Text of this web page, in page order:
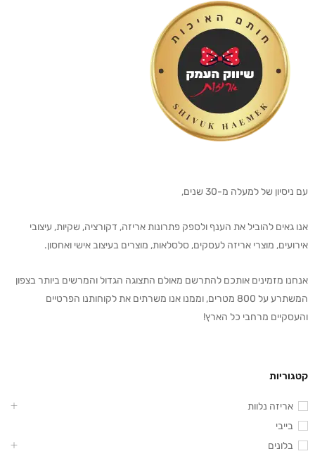
עם ניסיון של למעלה מ-30 שנים,
אנו גאים להוביל את הענף ולספק פתרונות אריזה, דקורציה, שקיות, עיצובי
אירועים, מוצרי אריזה לעסקים, סלסלאות, מוצרים בעיצוב אישי ואחסון.
אנחנו מזמינים אותכם להתרשם מאולם התצוגה הגדול והמרשים ביותר בצפון
המשתרע על 800 מטרים, וממנו אנו משרתים את לקוחותנו הפרטיים
והעסקיים מרחבי כל הארץ!
קטגוריות
אריזה נלוות
בייבי
בלונים